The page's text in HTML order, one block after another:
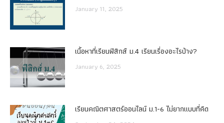
January 11, 2025
เนื้อหาที่เรียนฟิสิกส์ ม.4 เรียนเรื่องอะไรบ้าง?
January 6, 2025
เรียนคณิตศาสตร์ออนไลน์ ม.1-6 ไม่ยากแบบที่คิด